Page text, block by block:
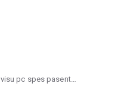
pc spes pasent…